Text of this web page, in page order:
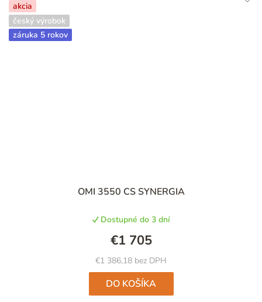
akcia
český výrobok
záruka 5 rokov
OMI 3550 CS SYNERGIA
Dostupné do 3 dní
€1 386,18 bez DPH
€1 705
DO KOŠÍKA